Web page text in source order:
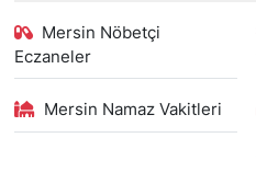
Mersin Nöbetçi
Eczaneler
Mersin Namaz Vakitleri